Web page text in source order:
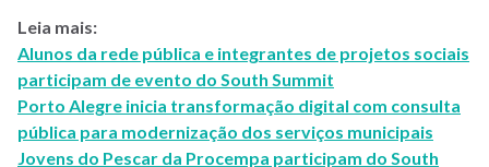
Leia mais:
Alunos da rede pública e integrantes de projetos sociais
participam de evento do South Summit
Porto Alegre inicia transformação digital com consulta
pública para modernização dos serviços municipais
Jovens do Pescar da Procempa participam do South